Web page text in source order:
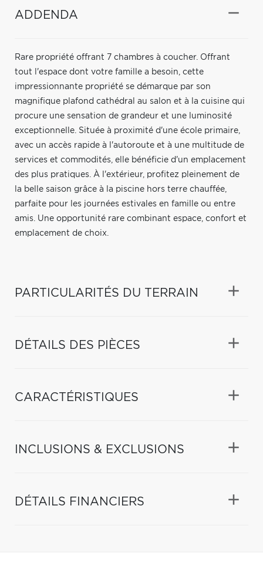
ADDENDA
Rare propriété offrant 7 chambres à coucher. Offrant
tout l'espace dont votre famille a besoin, cette
impressionnante propriété se démarque par son
magnifique plafond cathédral au salon et à la cuisine qui
procure une sensation de grandeur et une luminosité
exceptionnelle. Située à proximité d'une école primaire,
avec un accès rapide à l'autoroute et à une multitude de
services et commodités, elle bénéficie d'un emplacement
des plus pratiques. À l'extérieur, profitez pleinement de
la belle saison grâce à la piscine hors terre chauffée,
parfaite pour les journées estivales en famille ou entre
amis. Une opportunité rare combinant espace, confort et
emplacement de choix.
PARTICULARITÉS DU TERRAIN
DÉTAILS DES PIÈCES
CARACTÉRISTIQUES
INCLUSIONS & EXCLUSIONS
DÉTAILS FINANCIERS